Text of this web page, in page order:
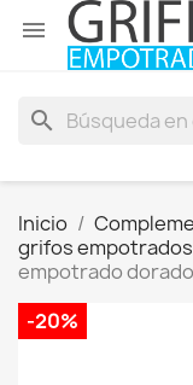

search
Inicio
grifos empotrados
empotrado
-20%